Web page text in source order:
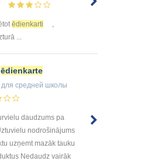
ēdienkarti
,
...
ēdienkarte
для средней школы
daudzums pa
nodrošinājums
uzņemt mazāk tauku
Nedaudz vairāk